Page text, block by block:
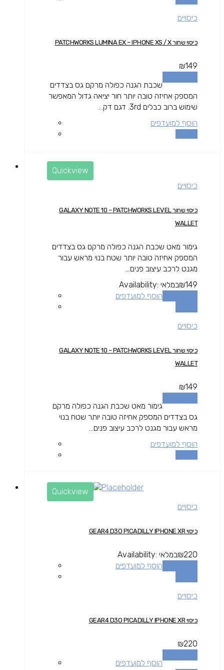
כיסויים
כיסוי שחור PATCHWORKS LUMINA EX – IPHONE XS / X
₪149
שכבת הגנה כפולה מרקם גס בצדדים
המספק אחיזה טובה יותר חור יציאה גדול המאפשר
שימוש ברוב כבלים 3rd. דגם דק...
הוסף למועדפים
Quickview
כיסויים
כיסוי שחור GALAXY NOTE 10 – PATCHWORKS LEVEL
WALLET
גימור מאט שכבת הגנה כפולה מרקם גס בצדדים
המספק אחיזה טובה יותר שטח בנוי מראש עבור
מגנט לרכב עיצוב פנים...
₪149
Availability: במלאי
הוסף למועדפים
כיסויים
כיסוי שחור GALAXY NOTE 10 – PATCHWORKS LEVEL
WALLET
₪149
גימור מאט שכבת הגנה כפולה מרקם
גס בצדדים המספק אחיזה טובה יותר שטח בנוי
מראש עבור מגנט לרכב עיצוב פנים...
הוסף למועדפים
Quickview
כיסויים
כיסוי GEAR4 D3O PICADILLY IPHONE XR
₪220
Availability: במלאי
הוסף למועדפים
כיסויים
כיסוי GEAR4 D3O PICADILLY IPHONE XR
₪220
הוסף למועדפים